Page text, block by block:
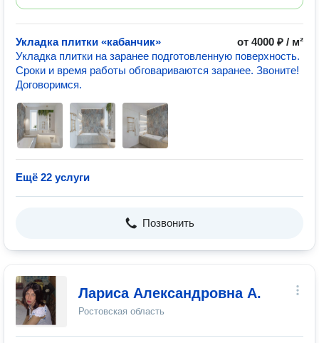
Укладка плитки «кабанчик»
от 4000 ₽ / м²
Укладка плитки на заранее подготовленную поверхность.
Сроки и время работы обговариваются заранее. Звоните!
Договоримся.
Ещё 22 услуги
Позвонить
Лариса Александровна А.
Ростовская область